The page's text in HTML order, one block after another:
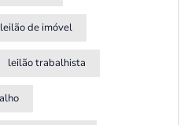
leilão de imóvel
leilão trabalhista